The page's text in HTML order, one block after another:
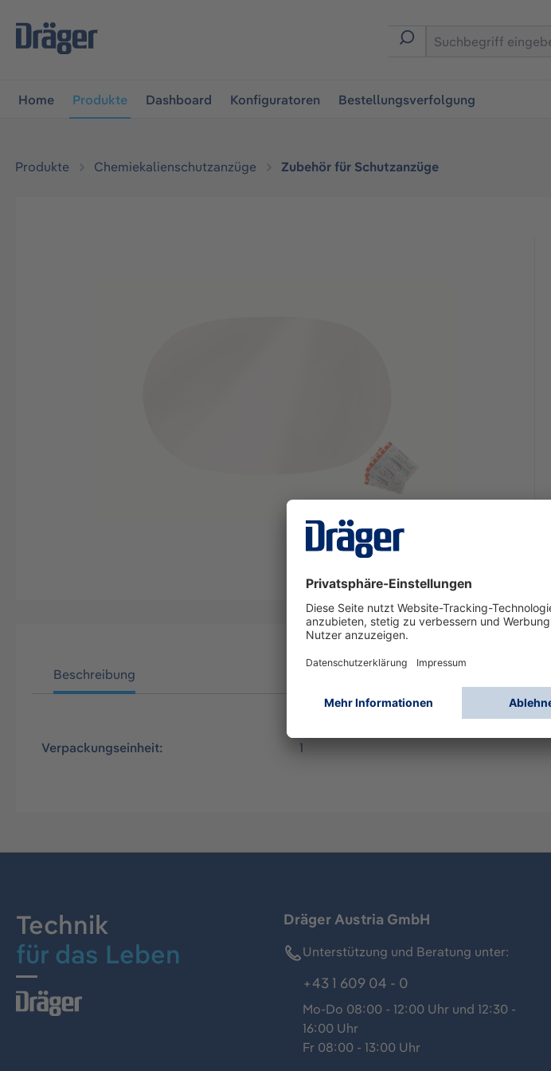
springen
Home Produkte Dashboard Konfiguratoren Bestellungsverfolgung
Produkte Chemiekalienschutzanzüge Zubehör für Schutzanzüge
Beschreibung
Verpackungseinheit: 1
Technik
für das Leben
Dräger Austria GmbH
Unterstützung und Beratung unter:
+43 1 609 04 - 0
Mo-Do 08:00 - 12:00 Uhr und 12:30 -
16:00 Uhr
Fr 08:00 - 13:00 Uhr